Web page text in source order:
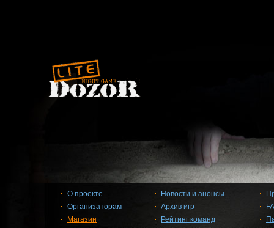
О проекте
Организаторам
Магазин
Новости и анонсы
Архив игр
Рейтинг команд